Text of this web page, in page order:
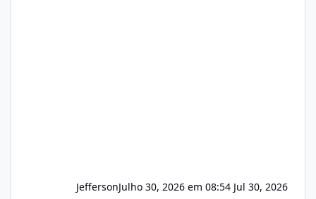
JeffersonJulho 30, 2026 em 08:54 Jul 30, 2026